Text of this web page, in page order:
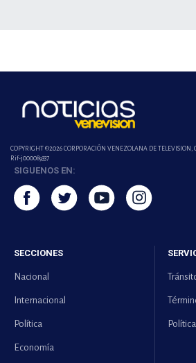
COPYRIGHT ©2026 CORPORACIÓN VENEZOLANA DE
Rif-j000089337
SIGUENOS EN:
SECCIONES
Nacional
Internacional
Política
Economía